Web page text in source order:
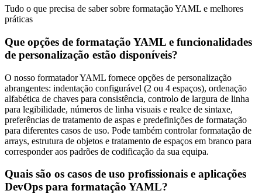
Tudo o que precisa de saber sobre formatação YAML e melhores
práticas
Que opções de formatação YAML e funcionalidades
de personalização estão disponíveis?
O nosso formatador YAML fornece opções de personalização
abrangentes: indentação configurável (2 ou 4 espaços), ordenação
alfabética de chaves para consistência, controlo de largura de linha
para legibilidade, números de linha visuais e realce de sintaxe,
preferências de tratamento de aspas e predefinições de formatação
para diferentes casos de uso. Pode também controlar formatação de
arrays, estrutura de objetos e tratamento de espaços em branco para
corresponder aos padrões de codificação da sua equipa.
Quais são os casos de uso profissionais e aplicações
DevOps para formatação YAML?